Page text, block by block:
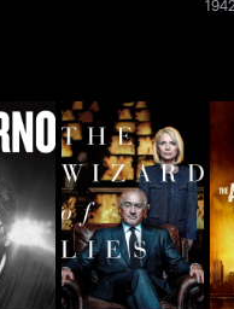
ذا ويزرد أوف لايز